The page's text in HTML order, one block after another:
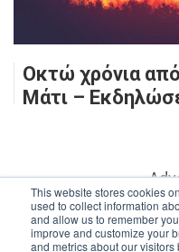
This website stores cookies
used to collect information
and allow us to remember
improve and customize your
and metrics about our
Οκτώ χρόνια
Μάτι –
-